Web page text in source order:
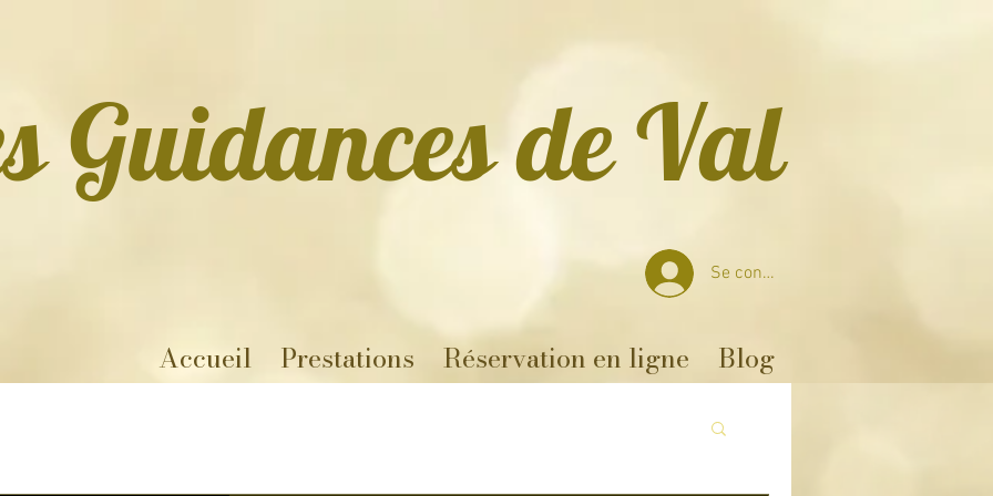
Guidances de Val
Se connecter
Accueil Prestations Réservation en ligne Blog